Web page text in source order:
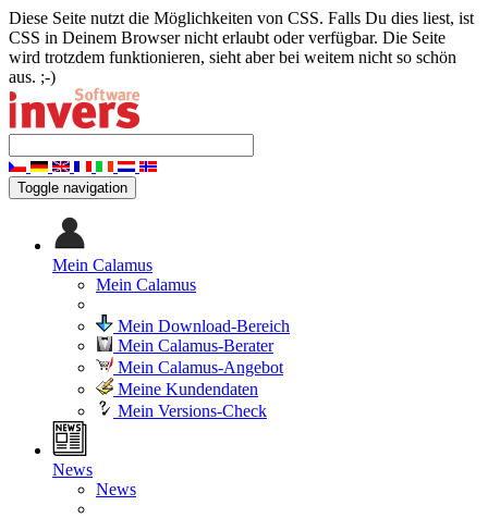
Diese Seite nutzt die Möglichkeiten von CSS. Falls Du dies liest, ist
CSS in Deinem Browser nicht erlaubt oder verfügbar. Die Seite
wird trotzdem funktionieren, sieht aber bei weitem nicht so schön
aus. ;-)
Toggle navigation
Mein Calamus
Mein Calamus
Mein Download-Bereich
Mein Calamus-Berater
Mein Calamus-Angebot
Meine Kundendaten
Mein Versions-Check
News
News